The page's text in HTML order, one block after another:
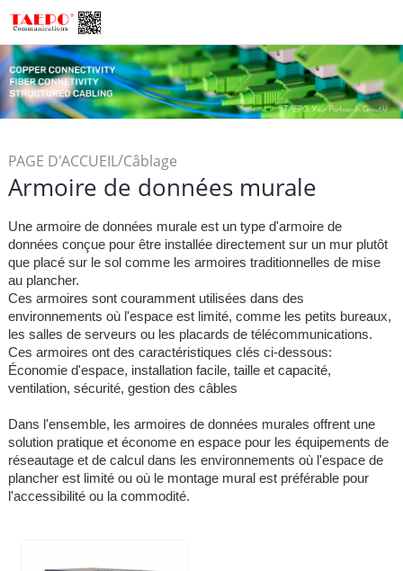
PAGE D'ACCUEIL/Câblage
Structuré/Armoire de
données murale
Armoire de données murale
Une armoire de données murale est un type d'armoire de
données conçue pour être installée directement sur un mur plutôt
que placé sur le sol comme les armoires traditionnelles de mise
au plancher.
Ces armoires sont couramment utilisées dans des
environnements où l'espace est limité, comme les petits bureaux,
les salles de serveurs ou les placards de télécommunications.
Ces armoires ont des caractéristiques clés ci-dessous:
Économie d'espace, installation facile, taille et capacité,
ventilation, sécurité, gestion des câbles
Dans l'ensemble, les armoires de données murales offrent une
solution pratique et économe en espace pour les équipements de
réseautage et de calcul dans les environnements où l'espace de
plancher est limité ou où le montage mural est préférable pour
l'accessibilité ou la commodité.